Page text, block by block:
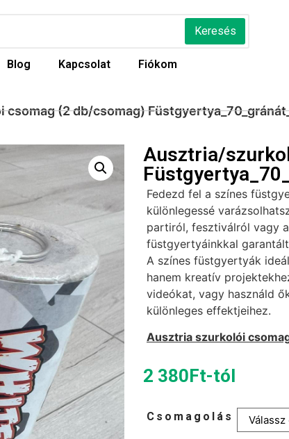
Keresés
Blog Kapcsolat Fiókom
(2 db/csomag)
Ausztria/
Fedezd fel a színes
különlegessé
partiról, fesztiválról vagy
füstgyertyáinkkal
A színes füstgyertyák
hanem kreatív
videókat, vagy használd
különleges effektjeihez.
Ausztria szurkolói
2 380Ft-tól
Csomagolás